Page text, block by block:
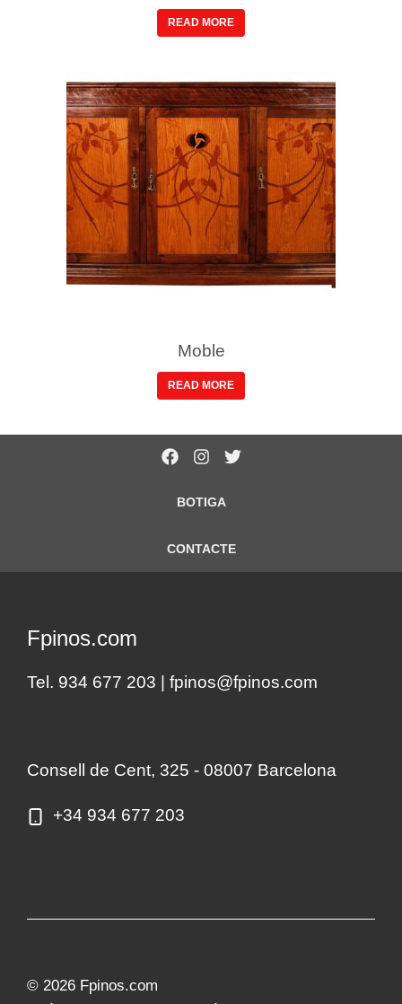
READ MORE
Moble
READ MORE
BOTIGA
CONTACTE
Fpinos.com
Tel. 934 677 203 | fpinos@fpinos.com
Consell de Cent, 325 - 08007 Barcelona
+34 934 677 203
© 2026 Fpinos.com